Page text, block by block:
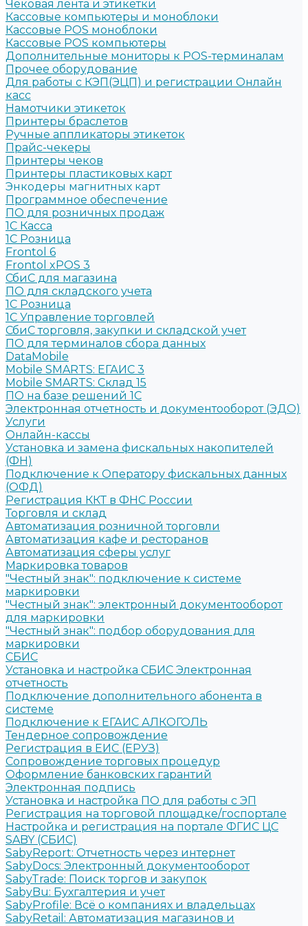
Чековая лента и этикетки
Кассовые компьютеры и моноблоки
Кассовые POS моноблоки
Кассовые POS компьютеры
Дополнительные мониторы к POS-терминалам
Прочее оборудование
Для работы с КЭП(ЭЦП) и регистрации Онлайн
касс
Намотчики этикеток
Принтеры браслетов
Ручные аппликаторы этикеток
Прайс-чекеры
Принтеры чеков
Принтеры пластиковых карт
Энкодеры магнитных карт
Программное обеспечение
ПО для розничных продаж
1C Касса
1С Розница
Frontol 6
Frontol xPOS 3
СбиС для магазина
ПО для складского учета
1C Розница
1С Управление торговлей
СбиС торговля, закупки и складской учет
ПО для терминалов сбора данных
DataMobile
Mobile SMARTS: ЕГАИС 3
Mobile SMARTS: Склад 15
ПО на базе решений 1С
Электронная отчетность и документооборот (ЭДО)
Услуги
Онлайн-кассы
Установка и замена фискальных накопителей
(ФН)
Подключение к Оператору фискальных данных
(ОФД)
Регистрация ККТ в ФНС России
Торговля и склад
Автоматизация розничной торговли
Автоматизация кафе и ресторанов
Автоматизация сферы услуг
Маркировка товаров
"Честный знак": подключение к системе
маркировки
"Честный знак": электронный документооборот
для маркировки
"Честный знак": подбор оборудования для
маркировки
СБИС
Установка и настройка СБИС Электронная
отчетность
Подключение дополнительного абонента в
системе
Подключение к ЕГАИС АЛКОГОЛЬ
Тендерное сопровождение
Регистрация в ЕИС (ЕРУЗ)
Сопровождение торговых процедур
Оформление банковских гарантий
Электронная подпись
Установка и настройка ПО для работы с ЭП
Регистрация на торговой площадке/госпортале
Настройка и регистрация на портале ФГИС ЦС
SABY (СБИС)
SabyReport: Отчетность через интернет
SabyDocs: Электронный документооборот
SabyTrade: Поиск торгов и закупок
SabyBu: Бухгалтерия и учет
SabyProfile: Всё о компаниях и владельцах
SabyRetail: Автоматизация магазинов и